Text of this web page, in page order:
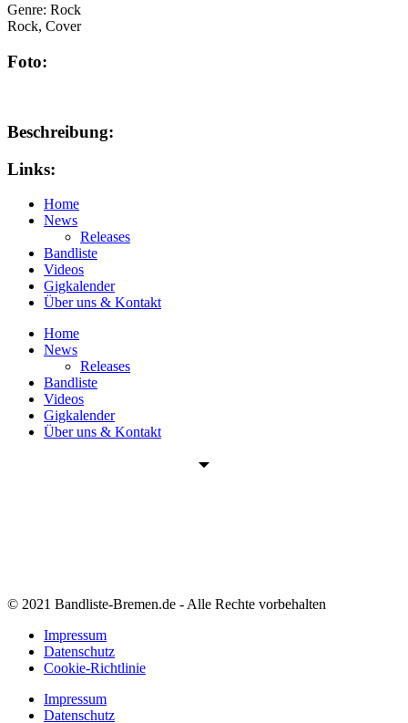
Genre: Rock
Rock, Cover
Foto:
Beschreibung:
Links:
Home
News
Releases
Bandliste
Videos
Gigkalender
Über uns & Kontakt
Home
News
Releases
Bandliste
Videos
Gigkalender
Über uns & Kontakt
© 2021 Bandliste-Bremen.de - Alle Rechte vorbehalten
Impressum
Datenschutz
Cookie-Richtlinie
Impressum
Datenschutz